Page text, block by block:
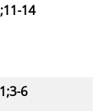
14
6